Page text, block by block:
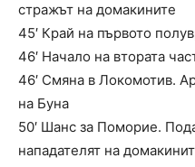
стражът на домакините
45′ Край на първото
46′ Начало на втората
46′ Смяна в Локомотив.
на Буна
50′ Шанс за Поморие.
нападателят на